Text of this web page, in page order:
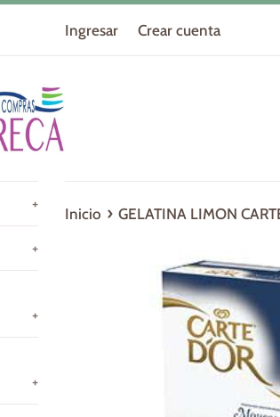
Ingresar Crear cuenta
+
+
+
+
Inicio › GELATINA LIMON